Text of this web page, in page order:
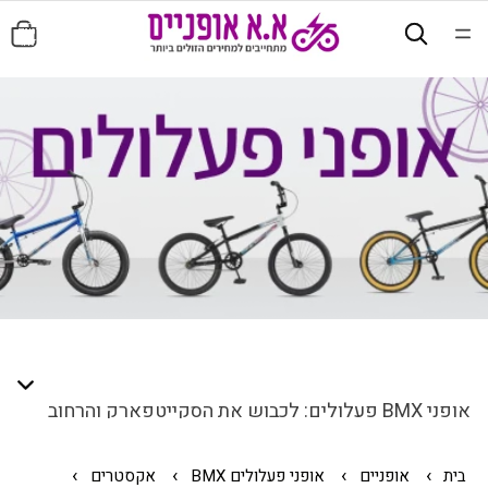
סה"כ
פריטים
בעגלה:
אופני BMX פעלולים: לכבוש את הסקייטפארק והרחוב
מוכנים לטריקים, קפיצות וביצועים בסטייל? קטגורייתבית אופניים אופני פעלולים BMX
אקסטרים